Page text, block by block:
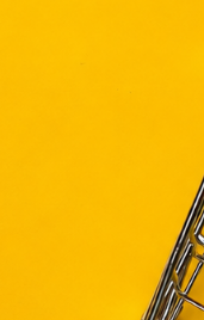
működnek, a „sütik"
vagy egyéb
kell kérniük.